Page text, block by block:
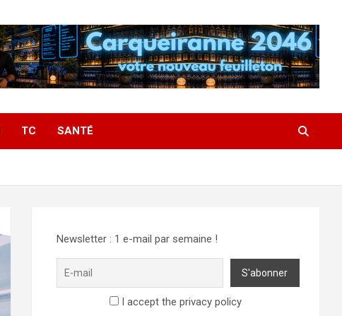
TC SANTÉ
Newsletter : 1 e-mail par semaine !
I accept the privacy policy